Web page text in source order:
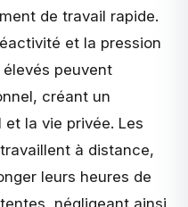
de travail rapide.
et la pression
peuvent
créant un
la vie privée. Les
à distance,
leurs heures de